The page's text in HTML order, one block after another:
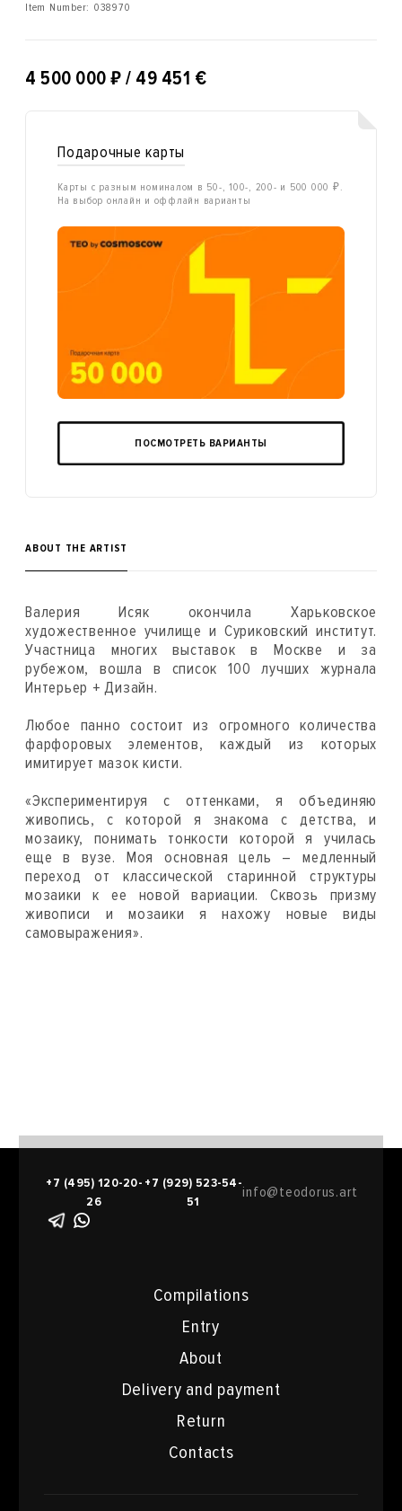
Item Number: 038970
4 500 000 ₽ / 49 451 €
Подарочные карты
Карты с разным номиналом в 50-, 100-, 200- и 500 000 ₽.
На выбор онлайн и оффлайн варианты
ПОСМОТРЕТЬ ВАРИАНТЫ
ABOUT THE ARTIST
Валерия Исяк окончила Харьковское
художественное училище и Суриковский институт.
Участница многих выставок в Москве и за
рубежом, вошла в список 100 лучших журнала
Интерьер + Дизайн.
Любое панно состоит из огромного количества
фарфоровых элементов, каждый из которых
имитирует мазок кисти.
«Экспериментируя с оттенками, я объединяю
живопись, с которой я знакома с детства, и
мозаику, понимать тонкости которой я училась
еще в вузе. Моя основная цель – медленный
переход от классической старинной структуры
мозаики к ее новой вариации. Сквозь призму
живописи и мозаики я нахожу новые виды
самовыражения».
Compilations
Entry
About
Delivery and payment
Return
Contacts
+7 (495) 120-20-
26
+7 (929) 523-54-
51
info@teodorus.art